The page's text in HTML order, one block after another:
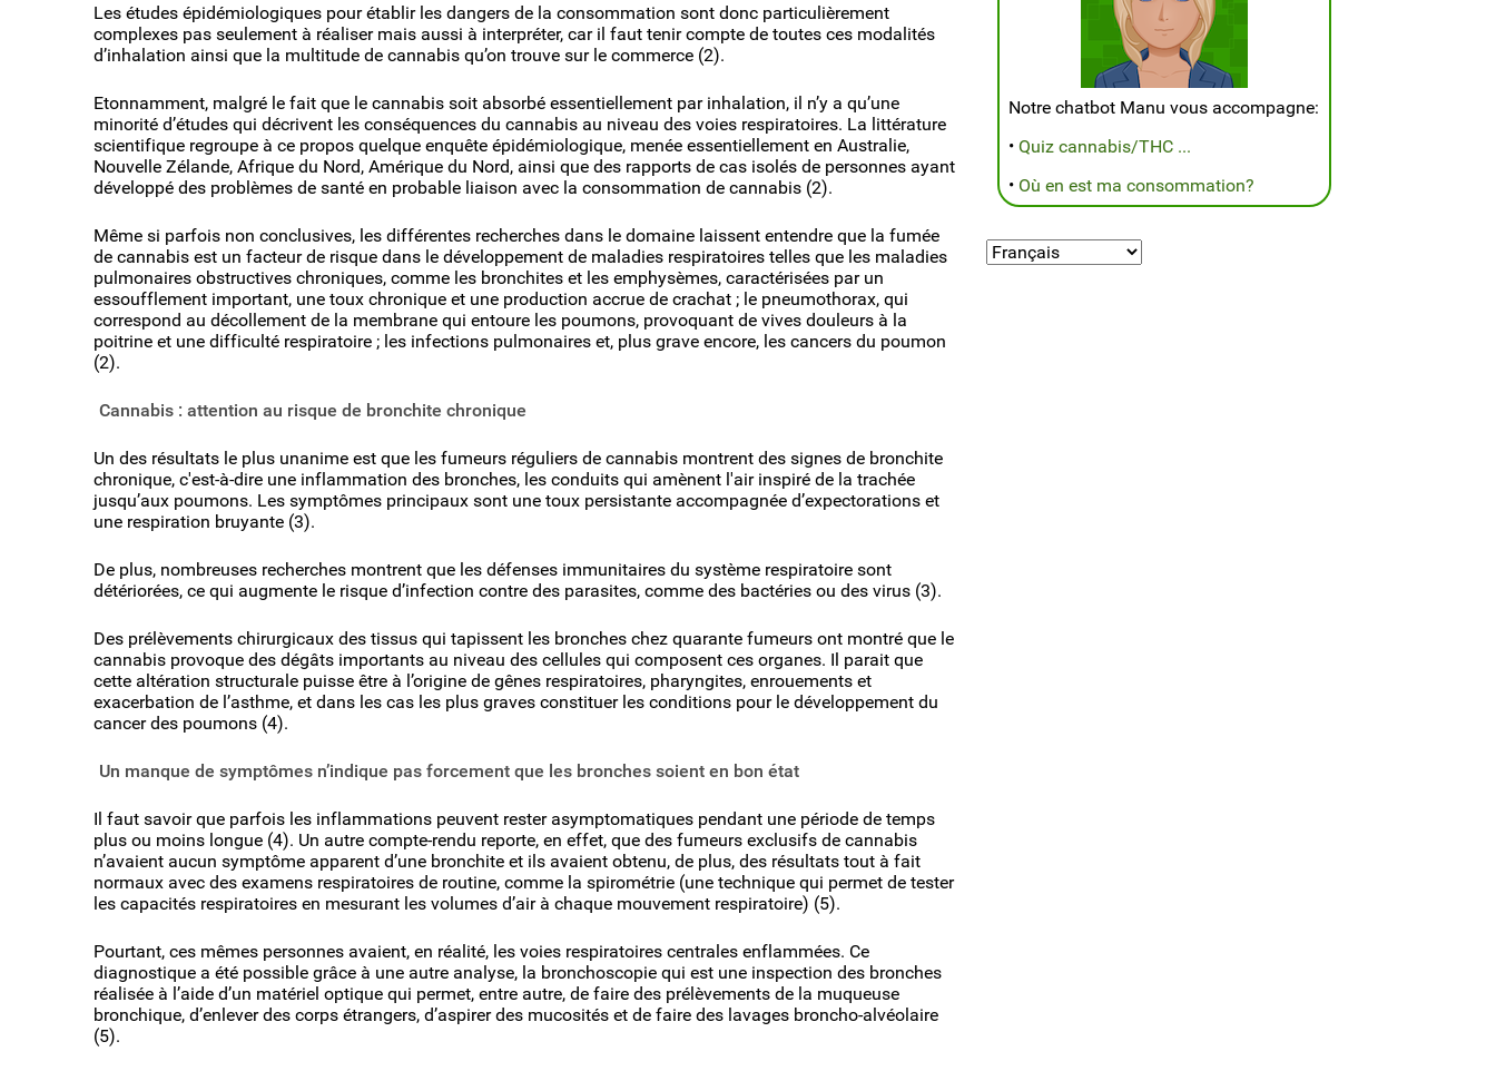
Les études épidémiologiques pour établir les dangers de la consommation sont donc particulièrement
complexes pas seulement à réaliser mais aussi à interpréter, car il faut tenir compte de toutes ces modalités
d’inhalation ainsi que la multitude de cannabis qu’on trouve sur le commerce (2).
Etonnamment, malgré le fait que le cannabis soit absorbé essentiellement par inhalation, il n’y a qu’une
minorité d’études qui décrivent les conséquences du cannabis au niveau des voies respiratoires. La littérature
scientifique regroupe à ce propos quelque enquête épidémiologique, menée essentiellement en Australie,
Nouvelle Zélande, Afrique du Nord, Amérique du Nord, ainsi que des rapports de cas isolés de personnes ayant
développé des problèmes de santé en probable liaison avec la consommation de cannabis (2).
Même si parfois non conclusives, les différentes recherches dans le domaine laissent entendre que la fumée
de cannabis est un facteur de risque dans le développement de maladies respiratoires telles que les maladies
pulmonaires obstructives chroniques, comme les bronchites et les emphysèmes, caractérisées par un
essoufflement important, une toux chronique et une production accrue de crachat ; le pneumothorax, qui
correspond au décollement de la membrane qui entoure les poumons, provoquant de vives douleurs à la
poitrine et une difficulté respiratoire ; les infections pulmonaires et, plus grave encore, les cancers du poumon
(2).
Cannabis : attention au risque de bronchite chronique
Un des résultats le plus unanime est que les fumeurs réguliers de cannabis montrent des signes de bronchite
chronique, c'est-à-dire une inflammation des bronches, les conduits qui amènent l'air inspiré de la trachée
jusqu’aux poumons. Les symptômes principaux sont une toux persistante accompagnée d’expectorations et
une respiration bruyante (3).
De plus, nombreuses recherches montrent que les défenses immunitaires du système respiratoire sont
détériorées, ce qui augmente le risque d’infection contre des parasites, comme des bactéries ou des virus (3).
Des prélèvements chirurgicaux des tissus qui tapissent les bronches chez quarante fumeurs ont montré que le
cannabis provoque des dégâts importants au niveau des cellules qui composent ces organes. Il parait que
cette altération structurale puisse être à l’origine de gênes respiratoires, pharyngites, enrouements et
exacerbation de l’asthme, et dans les cas les plus graves constituer les conditions pour le développement du
cancer des poumons (4).
Un manque de symptômes n’indique pas forcement que les bronches soient en bon état
Il faut savoir que parfois les inflammations peuvent rester asymptomatiques pendant une période de temps
plus ou moins longue (4). Un autre compte-rendu reporte, en effet, que des fumeurs exclusifs de cannabis
n’avaient aucun symptôme apparent d’une bronchite et ils avaient obtenu, de plus, des résultats tout à fait
normaux avec des examens respiratoires de routine, comme la spirométrie (une technique qui permet de tester
les capacités respiratoires en mesurant les volumes d’air à chaque mouvement respiratoire) (5).
Pourtant, ces mêmes personnes avaient, en réalité, les voies respiratoires centrales enflammées. Ce
diagnostique a été possible grâce à une autre analyse, la bronchoscopie qui est une inspection des bronches
réalisée à l’aide d’un matériel optique qui permet, entre autre, de faire des prélèvements de la muqueuse
bronchique, d’enlever des corps étrangers, d’aspirer des mucosités et de faire des lavages broncho-alvéolaire
(5).
Notre chatbot Manu vous accompagne:
• Quiz cannabis/THC ...
• Où en est ma consommation?